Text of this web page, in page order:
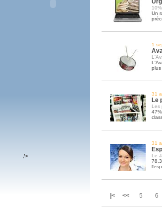
Un
1
plus
31
Le
Les
31
Le
|< << 5 6
/>